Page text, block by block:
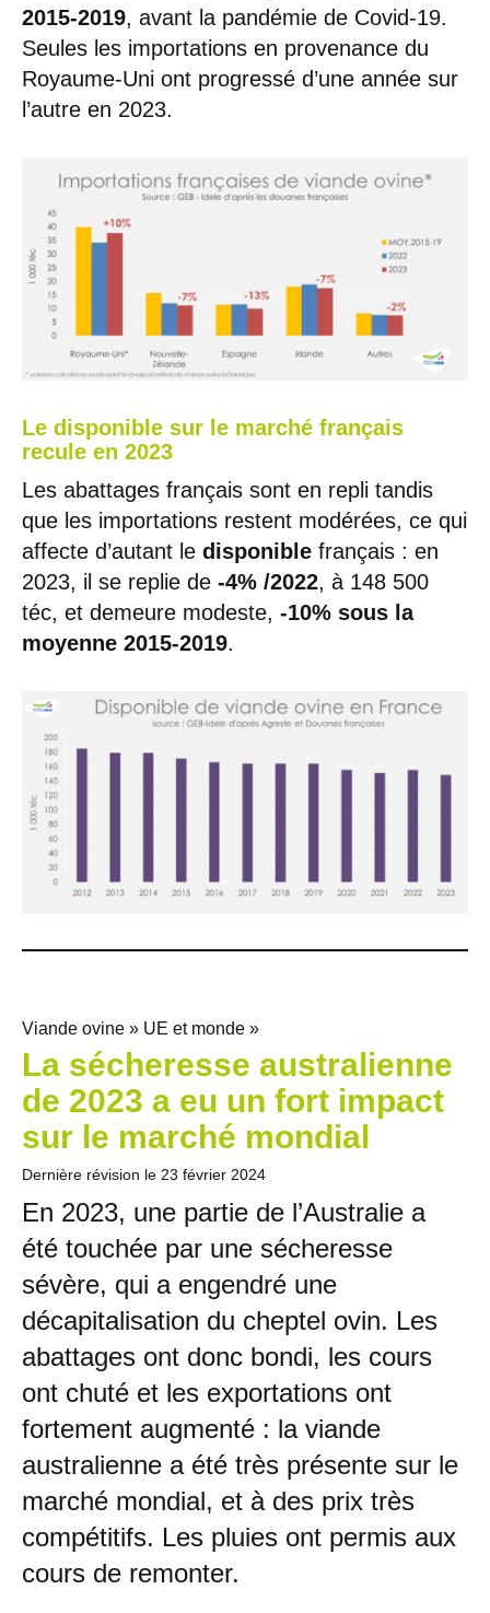
2015-2019, avant la pandémie de Covid-19.
Seules les importations en provenance du
Royaume-Uni ont progressé d’une année sur
l’autre en 2023.
Le disponible sur le marché français
recule en 2023
Les abattages français sont en repli tandis
que les importations restent modérées, ce qui
affecte d’autant le disponible français : en
2023, il se replie de -4% /2022, à 148 500
téc, et demeure modeste, -10% sous la
moyenne 2015-2019.
Viande ovine » UE et monde »
La sécheresse australienne
de 2023 a eu un fort impact
sur le marché mondial
Dernière révision le 23 février 2024
En 2023, une partie de l’Australie a
été touchée par une sécheresse
sévère, qui a engendré une
décapitalisation du cheptel ovin. Les
abattages ont donc bondi, les cours
ont chuté et les exportations ont
fortement augmenté : la viande
australienne a été très présente sur le
marché mondial, et à des prix très
compétitifs. Les pluies ont permis aux
cours de remonter.